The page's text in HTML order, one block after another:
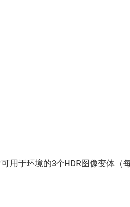
用于环境的3个HDR图像变体（